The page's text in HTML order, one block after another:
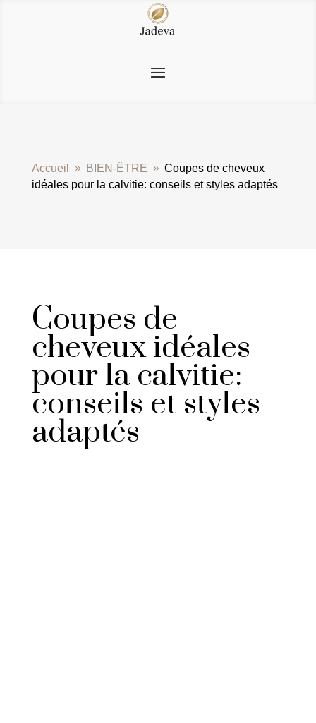
Accueil 9 BIEN-ÊTRE 9 Coupes de cheveux
idéales pour la calvitie: conseils et styles adaptés
Coupes de
cheveux idéales
pour la calvitie:
conseils et styles
adaptés